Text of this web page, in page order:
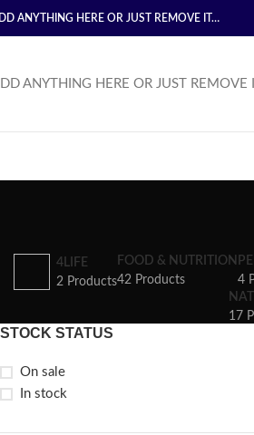
ANYTHING HERE OR JUST REMOVE IT…
ANYTHING HERE OR JUST REMOVE
4LIFE
2 Products
FOOD & NUTRITION
42 Products
4
17
STOCK STATUS
On sale
In stock